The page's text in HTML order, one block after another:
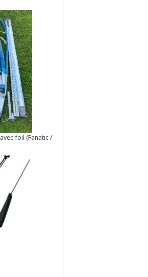
foil (Fanatic /